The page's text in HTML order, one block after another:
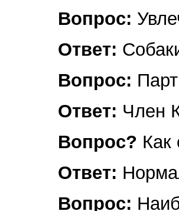
Вопрос:
Ответ:
Вопрос:
Ответ: Член
Вопрос? Как
Ответ:
Вопрос: